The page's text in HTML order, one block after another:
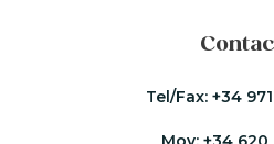
Tel/Fax: +34